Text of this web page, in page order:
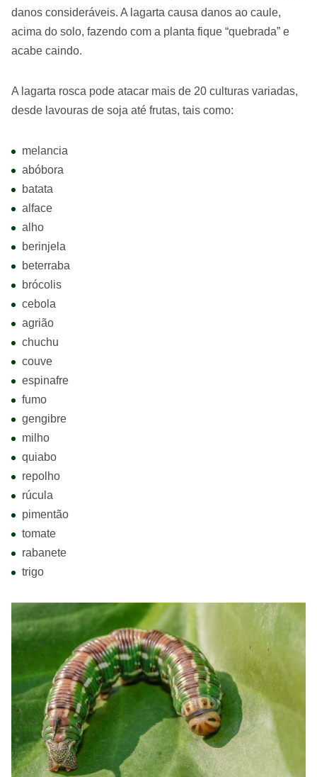
danos consideráveis. A lagarta causa danos ao caule,
acima do solo, fazendo com a planta fique “quebrada” e
acabe caindo.
A lagarta rosca pode atacar mais de 20 culturas variadas,
desde lavouras de soja até frutas, tais como:
melancia
abóbora
batata
alface
alho
berinjela
beterraba
brócolis
cebola
agrião
chuchu
couve
espinafre
fumo
gengibre
milho
quiabo
repolho
rúcula
pimentão
tomate
rabanete
trigo